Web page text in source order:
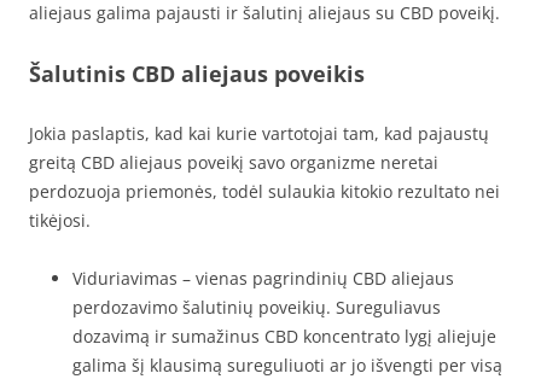
aliejaus galima pajausti ir šalutinį aliejaus su CBD poveikį.
Šalutinis CBD aliejaus poveikis
Jokia paslaptis, kad kai kurie vartotojai tam, kad pajaustų
greitą CBD aliejaus poveikį savo organizme neretai
perdozuoja priemonės, todėl sulaukia kitokio rezultato nei
tikėjosi.
Viduriavimas – vienas pagrindinių CBD aliejaus
perdozavimo šalutinių poveikių. Sureguliavus
dozavimą ir sumažinus CBD koncentrato lygį aliejuje
galima šį klausimą sureguliuoti ar jo išvengti per visą